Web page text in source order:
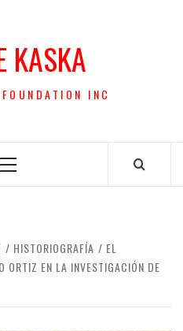
KASKA
INC
Menú
HISTORIOGRAFÍA
EL
ORTIZ EN LA INVESTIGACIÓN DE